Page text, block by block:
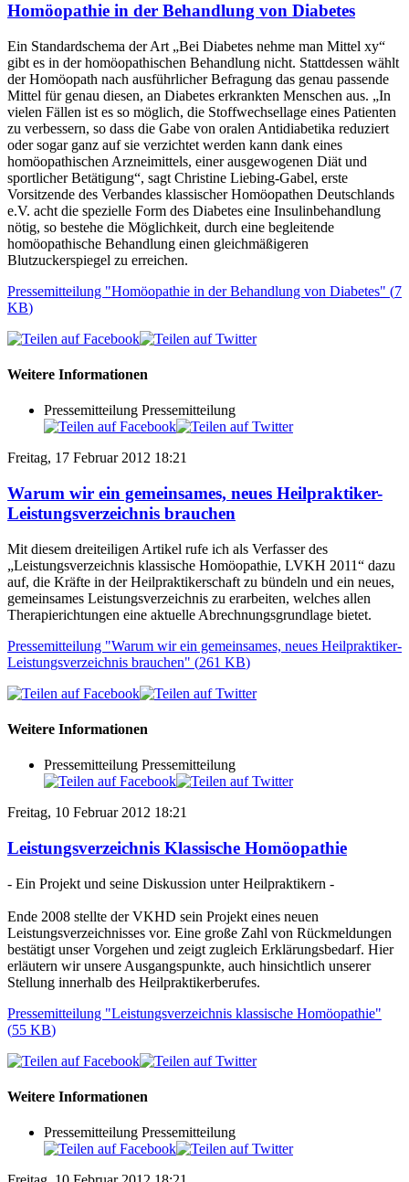
Homöopathie in der Behandlung von Diabetes
Ein Standardschema der Art „Bei Diabetes nehme man Mittel xy“
gibt es in der homöopathischen Behandlung nicht. Stattdessen wählt
der Homöopath nach ausführlicher Befragung das genau passende
Mittel für genau diesen, an Diabetes erkrankten Menschen aus. „In
vielen Fällen ist es so möglich, die Stoffwechsellage eines Patienten
zu verbessern, so dass die Gabe von oralen Antidiabetika reduziert
oder sogar ganz auf sie verzichtet werden kann dank eines
homöopathischen Arzneimittels, einer ausgewogenen Diät und
sportlicher Betätigung“, sagt Christine Liebing-Gabel, erste
Vorsitzende des Verbandes klassischer Homöopathen Deutschlands
e.V. acht die spezielle Form des Diabetes eine Insulinbehandlung
nötig, so bestehe die Möglichkeit, durch eine begleitende
homöopathische Behandlung einen gleichmäßigeren
Blutzuckerspiegel zu erreichen.
Pressemitteilung "Homöopathie in der Behandlung von Diabetes" (7
KB)
Weitere Informationen
Pressemitteilung Pressemitteilung
Freitag, 17 Februar 2012 18:21
Warum wir ein gemeinsames, neues Heilpraktiker-
Leistungsverzeichnis brauchen
Mit diesem dreiteiligen Artikel rufe ich als Verfasser des
„Leistungsverzeichnis klassische Homöopathie, LVKH 2011“ dazu
auf, die Kräfte in der Heilpraktikerschaft zu bündeln und ein neues,
gemeinsames Leistungsverzeichnis zu erarbeiten, welches allen
Therapierichtungen eine aktuelle Abrechnungsgrundlage bietet.
Pressemitteilung "Warum wir ein gemeinsames, neues Heilpraktiker-
Leistungsverzeichnis brauchen" (261 KB)
Weitere Informationen
Pressemitteilung Pressemitteilung
Freitag, 10 Februar 2012 18:21
Leistungsverzeichnis Klassische Homöopathie
- Ein Projekt und seine Diskussion unter Heilpraktikern -
Ende 2008 stellte der VKHD sein Projekt eines neuen
Leistungsverzeichnisses vor. Eine große Zahl von Rückmeldungen
bestätigt unser Vorgehen und zeigt zugleich Erklärungsbedarf. Hier
erläutern wir unsere Ausgangspunkte, auch hinsichtlich unserer
Stellung innerhalb des Heilpraktikerberufes.
Pressemitteilung "Leistungsverzeichnis klassische Homöopathie"
(55 KB)
Weitere Informationen
Pressemitteilung Pressemitteilung